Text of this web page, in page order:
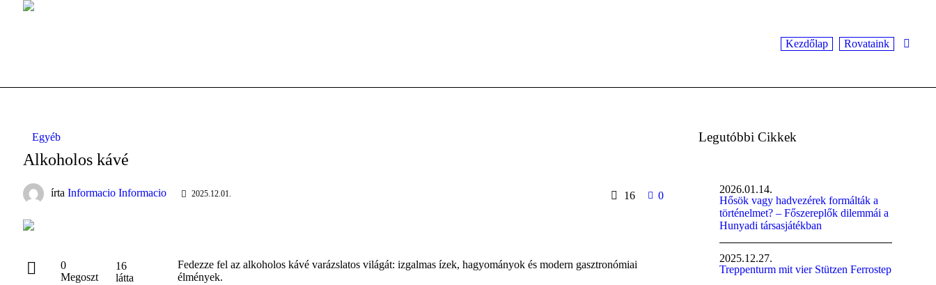
Kezdőlap Rovataink
Egyéb
Alkoholos kávé
16 0
írtaInformacio Informacio 2025.12.01.
0
Megoszt
16
látta
Fedezze fel az alkoholos kávé varázslatos világát: izgalmas ízek, hagyományok és modern gasztronómiai
élmények.
Legutóbbi Cikkek
Hősök vagy hadvezérek formálták a
történelmet? – Főszereplők dilemmái a
Hunyadi társasjátékban
2026.01.14.
Treppenturm mit vier Stützen Ferrostep
2025.12.27.